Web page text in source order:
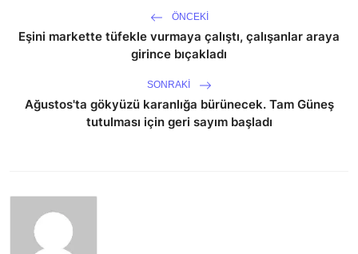
ÖNCEKI
Eşini markette tüfekle vurmaya çalıştı, çalışanlar araya
girince bıçakladı
SONRAKI
Ağustos'ta gökyüzü karanlığa bürünecek. Tam Güneş
tutulması için geri sayım başladı